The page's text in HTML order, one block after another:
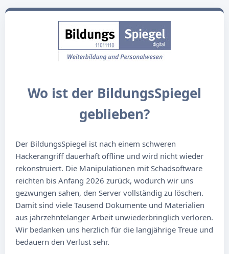
Wo ist der BildungsSpiegel
geblieben?
Der BildungsSpiegel ist nach einem schweren
Hackerangriff dauerhaft offline und wird nicht wieder
rekonstruiert. Die Manipulationen mit Schadsoftware
reichten bis Anfang 2026 zurück, wodurch wir uns
gezwungen sahen, den Server vollständig zu löschen.
Damit sind viele Tausend Dokumente und Materialien
aus jahrzehntelanger Arbeit unwiederbringlich verloren.
Wir bedanken uns herzlich für die langjährige Treue und
bedauern den Verlust sehr.